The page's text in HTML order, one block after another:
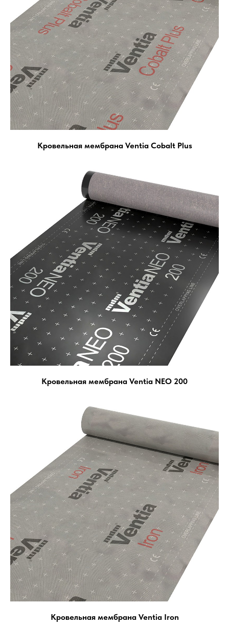
Кровельная мембрана Ventia Cobalt Plus
Кровельная мембрана Ventia NEO 200
Кровельная мембрана Ventia Iron